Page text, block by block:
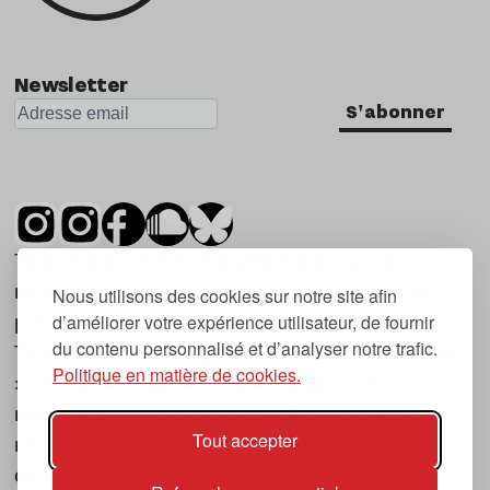
Nous utilisons des cookies sur notre site afin
d’améliorer votre expérience utilisateur, de fournir
du contenu personnalisé et d’analyser notre trafic.
Politique en matière de cookies.
Tout accepter
Newsletter
S'abonner
Tsugi est un mensuel indépendant sur la
musique et les nouvelles tendances, dont la
première parution date de 2007.
Tsugi en japonais signifie « prochain », « suivant
», ce qui correspond à la thématique du
magazine, à l’affût des nouvelles tendances
musicales, qu’elles viennent de la musique
électronique, du rock ou du hip hop, et des